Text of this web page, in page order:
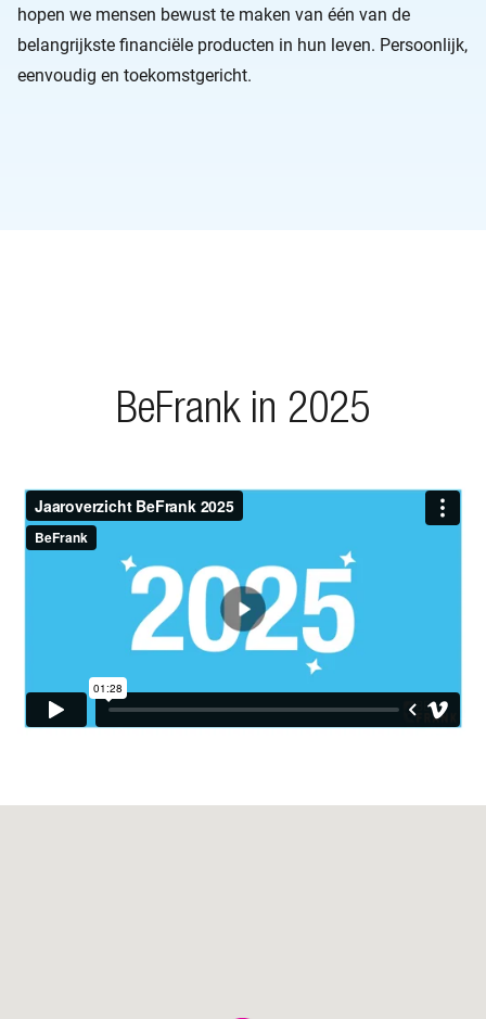
hopen we mensen bewust te maken van één van de
belangrijkste financiële producten in hun leven. Persoonlijk,
eenvoudig en toekomstgericht.
BeFrank in 2025